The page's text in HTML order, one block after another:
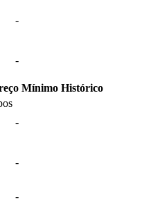
-
-
Mínimo Histórico
-
-
-